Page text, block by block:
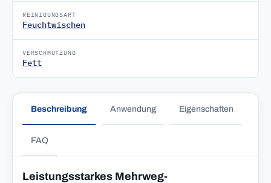
REINIGUNGSART
Feuchtwischen
VERSCHMUTZUNG
Fett
Beschreibung Anwendung Eigenschaften
FAQ
Leistungsstarkes Mehrweg-